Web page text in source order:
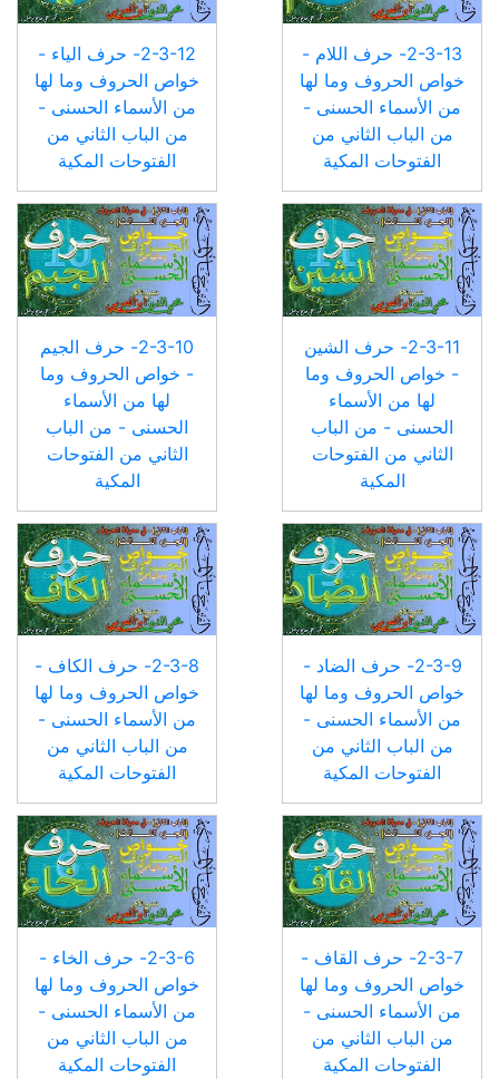
2-3-13- حرف اللام -
خواص الحروف وما لها
من الأسماء الحسنى -
من الباب الثاني من
الفتوحات المكية
2-3-12- حرف الياء -
خواص الحروف وما لها
من الأسماء الحسنى -
من الباب الثاني من
الفتوحات المكية
2-3-11- حرف الشين
- خواص الحروف وما
لها من الأسماء
الحسنى - من الباب
الثاني من الفتوحات
المكية
2-3-10- حرف الجيم
- خواص الحروف وما
لها من الأسماء
الحسنى - من الباب
الثاني من الفتوحات
المكية
2-3-9- حرف الضاد -
خواص الحروف وما لها
من الأسماء الحسنى -
من الباب الثاني من
الفتوحات المكية
2-3-8- حرف الكاف -
خواص الحروف وما لها
من الأسماء الحسنى -
من الباب الثاني من
الفتوحات المكية
2-3-7- حرف القاف -
خواص الحروف وما لها
من الأسماء الحسنى -
من الباب الثاني من
الفتوحات المكية
2-3-6- حرف الخاء -
خواص الحروف وما لها
من الأسماء الحسنى -
من الباب الثاني من
الفتوحات المكية